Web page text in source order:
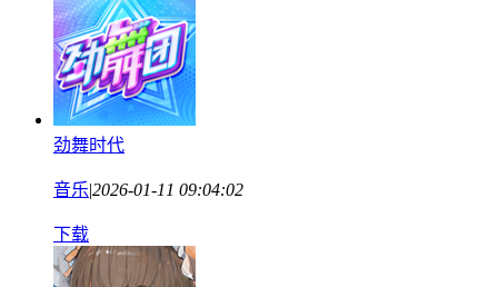
劲舞时代
音乐|2026-01-11 09:04:02
下载